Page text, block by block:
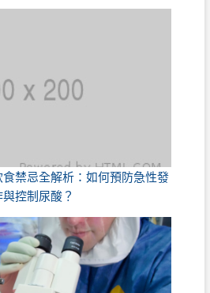
禁忌全解析：如何預防急性發
與控制尿酸？